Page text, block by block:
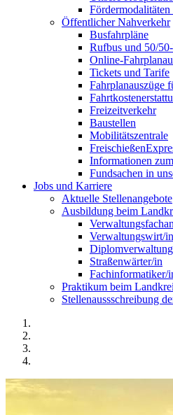
Öffentlicher Nahverkehr
Busfahrpläne
Rufbus und 50/
Online-
Tickets und Tarife
Fahrplanauszüge
Freizeitverkehr
Baustellen
Mobilitätszentrale
Informationen
Fundsachen in
Jobs und Karriere
Aktuelle Stellenangebote
Ausbildung beim
Verwaltungswirt/in
Straßenwärter/in
Fachinformatiker/
Praktikum beim
Stellenaussschreibung